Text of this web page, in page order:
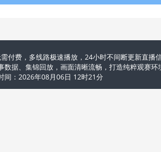
付费，多线路极速播放，24小时不间断更新直
据、集锦回放，画面清晰流畅，打造纯粹观赛环
间：2026年08月06日 12时21分